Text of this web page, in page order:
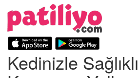
Kedinizle